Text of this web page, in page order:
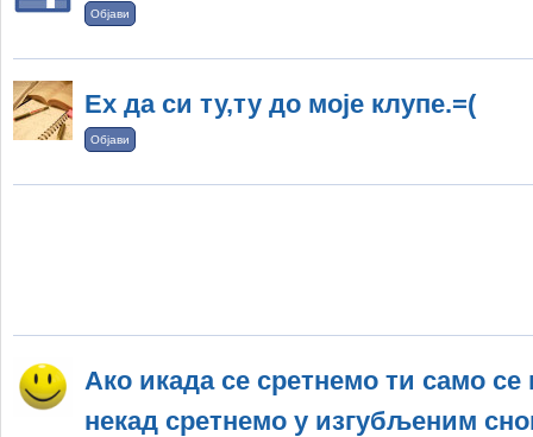
Објави
Ех да си ту,ту до моје клупе.=(
Објави
Ако икада се сретнемо ти само
некад сретнемо у изгубљеним